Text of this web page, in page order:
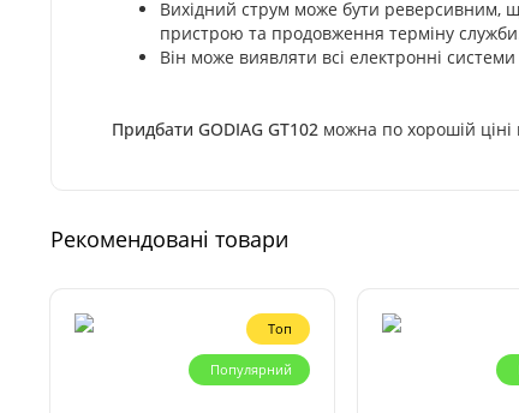
Вихідний струм може бути реверсивним,
пристрою та продовження терміну
Він може виявляти всі електронні
Придбати GODIAG GT102 можна по хорошій
Рекомендовані товари
Топ
Популярний